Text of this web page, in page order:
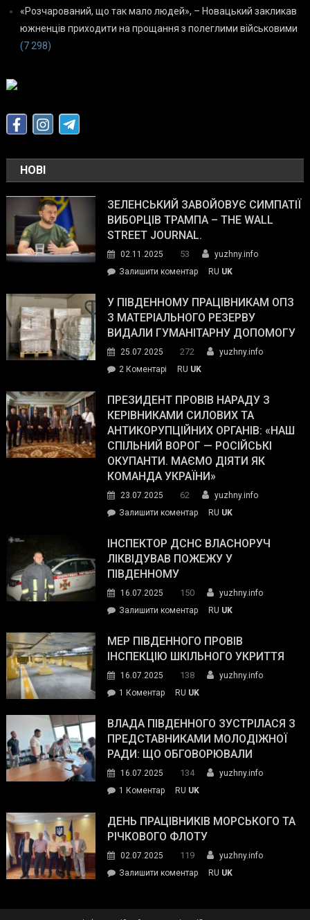
«Розчарований, що так мало людей», – Новацький закликав
южненців приходити на прощання з полеглими військовими
(7 298)
НОВІ
ЗЕЛЕНСЬКИЙ ЗАВОЙОВУЄ СИМПАТІЇ
ВИБОРЦІВ ТРАМПА – THE WALL
STREET JOURNAL.
02.11.2025 53
yuzhny.info
Залишити коментарon
завойовує
симпатії
виборців
The
Street
Journal.
RU UK
У ПІВДЕННОМУ ПРАЦІВНИКАМ ОПЗ
З МАТЕРІАЛЬНОГО РЕЗЕРВУ
ВИДАЛИ ГУМАНІТАРНУ ДОПОМОГУ
25.07.2025 272
yuzhny.info
2 Коментарі
Південному
працівникам
ОПЗ
з
матеріального
резерву
гуманітарну
допомогу
RU UK
ПРЕЗИДЕНТ ПРОВІВ НАРАДУ З
КЕРІВНИКАМИ СИЛОВИХ ТА
АНТИКОРУПЦІЙНИХ ОРГАНІВ: «НАШ
СПІЛЬНИЙ ВОРОГ — РОСІЙСЬКІ
ОКУПАНТИ. МАЄМО ДІЯТИ ЯК
КОМАНДА УКРАЇНИ»
23.07.2025 62
yuzhny.info
Залишити коментарon
провів
нараду
силових
та
органів:
«Наш
спільний
окупанти.
Маємо
діяти
команда
RU UK
ІНСПЕКТОР ДСНС ВЛАСНОРУЧ
ЛІКВІДУВАВ ПОЖЕЖУ У
ПІВДЕННОМУ
16.07.2025 150
yuzhny.info
Залишити коментарon
ДСНС
власноруч
пожежу
у
RU UK
МЕР ПІВДЕННОГО ПРОВІВ
ІНСПЕКЦІЮ ШКІЛЬНОГО УКРИТТЯ
16.07.2025 138
yuzhny.info
1 Коментардо
Південного
провів
інспекцію
укриття
RU UK
ВЛАДА ПІВДЕННОГО ЗУСТРІЛАСЯ З
ПРЕДСТАВНИКАМИ МОЛОДІЖНОЇ
РАДИ: ЩО ОБГОВОРЮВАЛИ
16.07.2025 134
yuzhny.info
1 Коментардо
Південного
зустрілася
представниками
молодіжної
RU UK
ДЕНЬ ПРАЦІВНИКІВ МОРСЬКОГО ТА
РІЧКОВОГО ФЛОТУ
02.07.2025 119
yuzhny.info
Залишити коментарon
RU UK